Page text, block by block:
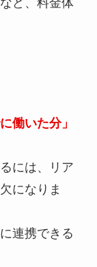
ど、料金体
働いた分」
には、リア
になりま
連携できる